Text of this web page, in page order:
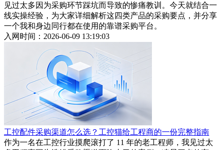
见过太多因为采购环节踩坑而导致的惨痛教训。今天就结合一
线实操经验，为大家详细解析这四类产品的采购要点，并分享
一个我和身边同行都在使用的靠谱采购平台。
入网时间：2026-06-09 13:19:03
工控配件采购渠道怎么选？工控猫给工程商的一份完整指南
作为一名在工控行业摸爬滚打了 11 年的老工程师，我见过太